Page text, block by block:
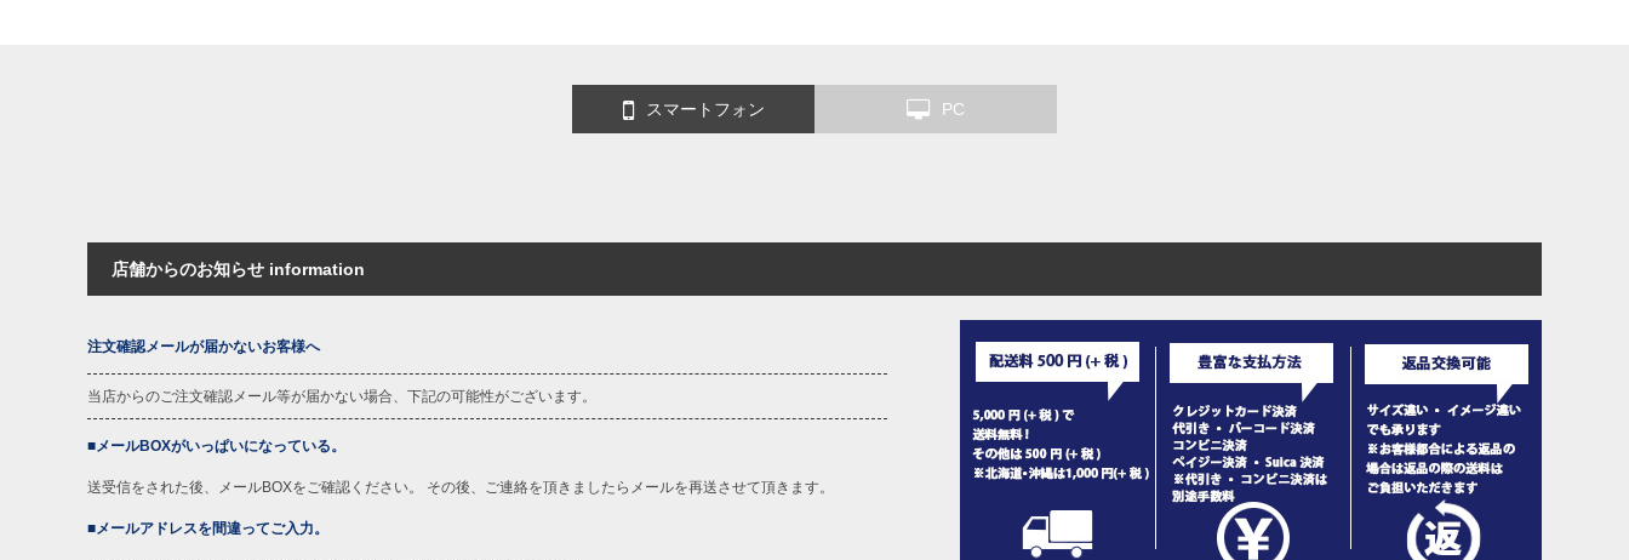
スマートフォン PC
店舗からのお知らせ information
注文確認メールが届かないお客様へ
当店からのご注文確認メール等が届かない場合、下記の可能性がございます。
■メールBOXがいっぱいになっている。
送受信をされた後、メールBOXをご確認ください。 その後、ご連絡を頂きましたらメールを再送させて頂きます。
■メールアドレスを間違ってご入力。